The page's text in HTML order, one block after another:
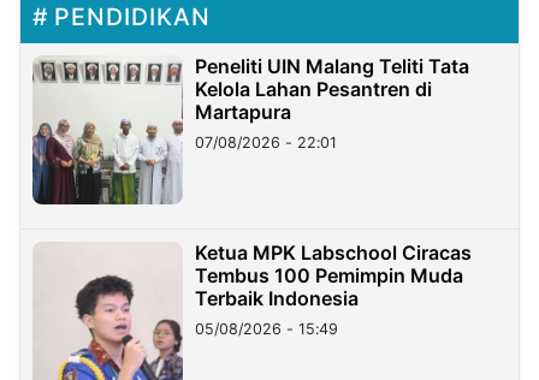
PENDIDIKAN
Peneliti UIN Malang Teliti Tata
Kelola Lahan Pesantren di
Martapura
07/08/2026 - 22:01
Ketua MPK Labschool Ciracas
Tembus 100 Pemimpin Muda
Terbaik Indonesia
05/08/2026 - 15:49